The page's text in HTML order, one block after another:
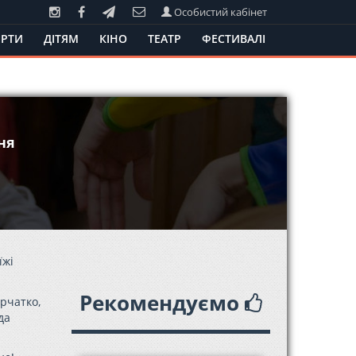
Особистий кабінет
ДІТЯМ КІНО ТЕАТР ФЕСТИВАЛІ
Рекомендуємо